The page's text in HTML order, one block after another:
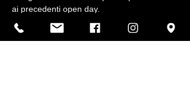
ai precedenti open day.
Il polo scolastico organizza, per tutti i suoi
indirizzi, una giornata dove poter far visita